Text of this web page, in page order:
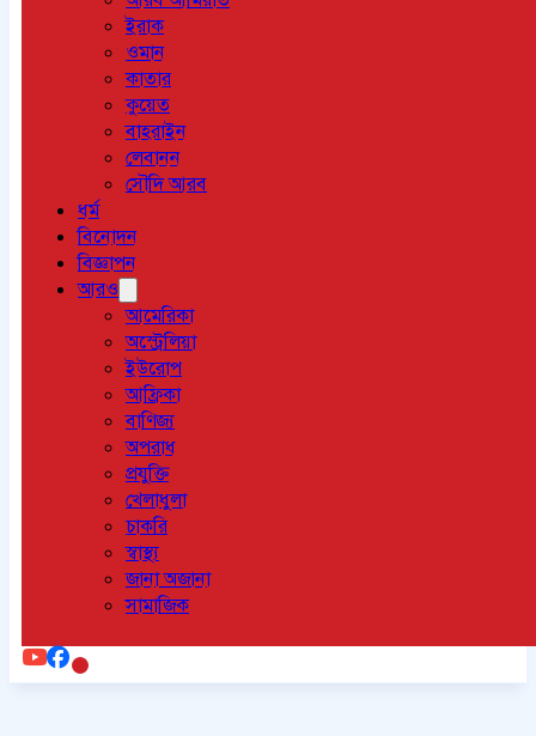
ইরাক
ওমান
কাতার
কুয়েত
বাহরাইন
লেবানন
সৌদি আরব
ধর্ম
বিনোদন
বিজ্ঞাপন
আরও
আমেরিকা
অস্ট্রেলিয়া
ইউরোপ
আফ্রিকা
বাণিজ্য
অপরাধ
প্রযুক্তি
খেলাধুলা
চাকরি
স্বাস্থ্য
জানা অজানা
সামাজিক